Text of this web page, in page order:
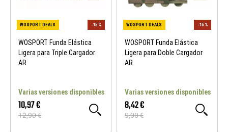
WOSPORT Funda Elástica
Ligera para Triple Cargador
AR
Varias versiones disponibles
10,97 €
12,90 €
WOSPORT Funda Elástica
Ligera para Doble Cargador
AR
Varias versiones disponibles
8,42 €
9,90 €